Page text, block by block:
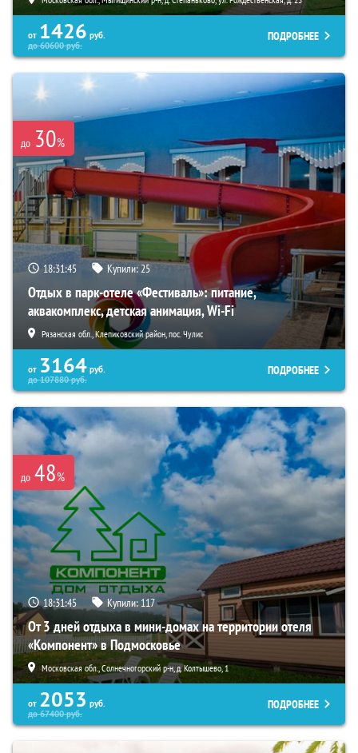
от 1426 руб.
до60600руб.
ПОДРОБНЕЕ
до 30%
18:31:44 Купили:25
Отдых в парк-отеле «Фестиваль»: питание,
аквакомплекс, детская анимация, Wi-Fi
Рязанская обл., Клепиковский район, пос. Чулис
от 3164 руб.
до107880руб.
ПОДРОБНЕЕ
до 48%
18:31:44 Купили: 117
От 3 дней отдыха в мини-домах на территории отеля
«Компонент» в Подмосковье
Московская обл., Солнечногорский р-н, д. Колтышево, 1
от 2053 руб.
до67400руб.
ПОДРОБНЕЕ